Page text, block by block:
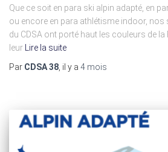
Que ce soit en para ski alpin adapté, en
ou encore en para athlétisme indoor, nos
du CDSA ont porté haut les couleurs de la
leur Lire la suite
Par CDSA 38 , il y a 4 mois